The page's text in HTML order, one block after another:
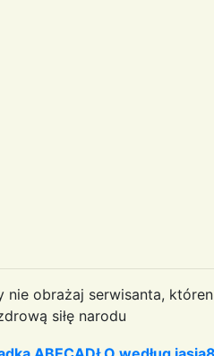
nie obrażaj serwisanta,
siłę narodu